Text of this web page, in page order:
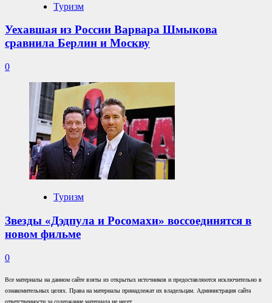
Туризм
Уехавшая из России Варвара Шмыкова
сравнила Берлин и Москву
0
Туризм
Звезды «Дэдпула и Росомахи» воссоединятся в
новом фильме
0
Все материалы на данном сайте взяты из открытых источников и предоставляются исключительно в
ознакомительных целях. Права на материалы принадлежат их владельцам. Администрация сайта
ответственности за содержание материала не несет.